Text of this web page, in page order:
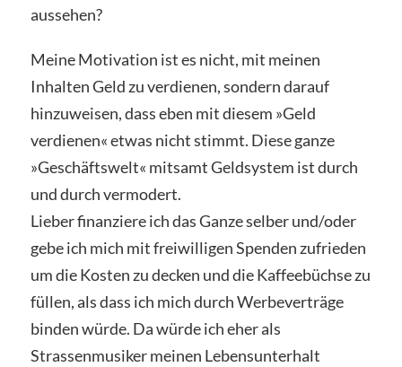
aussehen?
Meine Motivation ist es nicht, mit meinen
Inhalten Geld zu verdienen, sondern darauf
hinzuweisen, dass eben mit diesem »Geld
verdienen«etwas nicht stimmt. Diese ganze
»Geschäftswelt« mitsamt Geldsystem ist durch
und durch vermodert.
Lieber finanziere ich das Ganze selber und/oder
gebe ich mich mit freiwilligen Spenden zufrieden
um die Kosten zu decken und die Kaffeebüchse zu
füllen, als dass ich mich durch Werbeverträge
binden würde. Da würde ich eher als
Strassenmusiker meinen Lebensunterhalt